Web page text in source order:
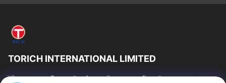
TORICH INTERNATIONAL LIMITED
টরিচ গ্রুপ হল একটি ওয়ান-স্টপ কাঁচামাল পরিষেবা প্রদানকারী যার উৎপাদন, গবেষণা ও